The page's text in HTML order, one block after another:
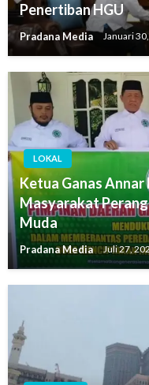
Penertiban HGU
Pradana Media Januari
LOKAL
Ketua Ganas
Masyarakat
Muda
Pradana Media Juli 27,